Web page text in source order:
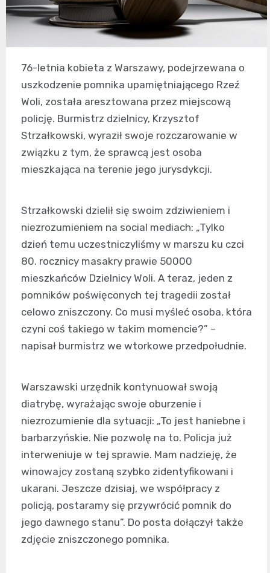
76-letnia kobieta z Warszawy, podejrzewana o
uszkodzenie pomnika upamiętniającego Rzeź
Woli, została aresztowana przez miejscową
policję. Burmistrz dzielnicy, Krzysztof
Strzałkowski, wyraził swoje rozczarowanie w
związku z tym, że sprawcą jest osoba
mieszkająca na terenie jego jurysdykcji.
Strzałkowski dzielił się swoim zdziwieniem i
niezrozumieniem na social mediach: „Tylko
dzień temu uczestniczyliśmy w marszu ku czci
80. rocznicy masakry prawie 50000
mieszkańców Dzielnicy Woli. A teraz, jeden z
pomników poświęconych tej tragedii został
celowo zniszczony. Co musi myśleć osoba, która
czyni coś takiego w takim momencie?” –
napisał burmistrz we wtorkowe przedpołudnie.
Warszawski urzędnik kontynuował swoją
diatrybę, wyrażając swoje oburzenie i
niezrozumienie dla sytuacji: „To jest haniebne i
barbarzyńskie. Nie pozwolę na to. Policja już
interweniuje w tej sprawie. Mam nadzieję, że
winowajcy zostaną szybko zidentyfikowani i
ukarani. Jeszcze dzisiaj, we współpracy z
policją, postaramy się przywrócić pomnik do
jego dawnego stanu”. Do posta dołączył także
zdjęcie zniszczonego pomnika.